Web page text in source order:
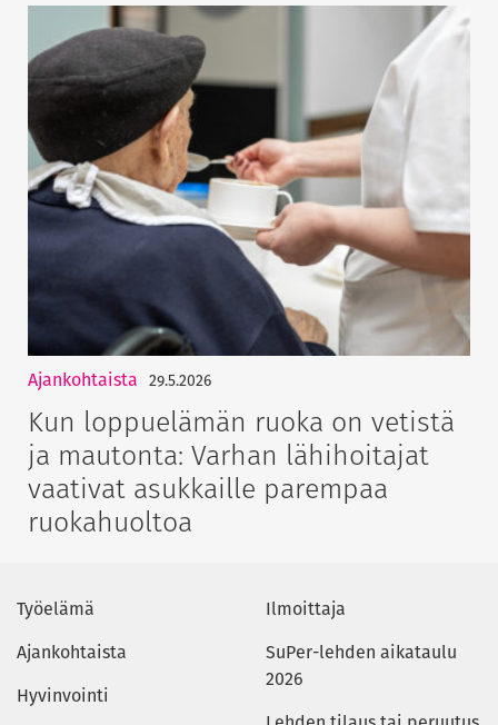
Ajankohtaista 29.5.2026
Kun loppuelämän ruoka on vetistä
ja mautonta: Varhan lähihoitajat
vaativat asukkaille parempaa
ruokahuoltoa
Työelämä
Ajankohtaista
Hyvinvointi
Ilmoittaja
SuPer-lehden aikataulu
2026